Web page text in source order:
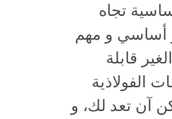
تجاه
أساسي و مهم
قابلة
الفولاذية
آن تعد لك، و